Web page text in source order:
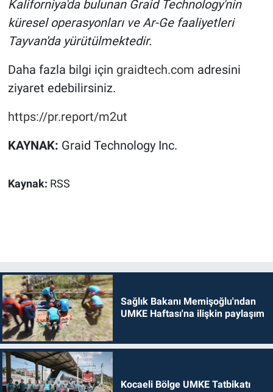
Kaliforniya'da bulunan Graid Technology'nin
küresel operasyonları ve Ar-Ge faaliyetleri
Tayvan'da yürütülmektedir.
Daha fazla bilgi için graidtech.com adresini
ziyaret edebilirsiniz.
https://pr.report/m2ut
KAYNAK: Graid Technology Inc.
Kaynak: RSS
Sağlık Bakanı Memişoğlu'ndan
UMKE Haftası'na ilişkin paylaşım
Kocaeli Bölge UMKE Tatbikatı